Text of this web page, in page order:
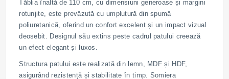
Tăblia înaltă de 110 cm, cu dimensiuni generoase și margini
rotunjite, este prevăzută cu umplutură din spumă
poliuretanică, oferind un confort excelent și un impact vizual
deosebit. Designul său extins peste cadrul patului creează
un efect elegant și luxos.
Structura patului este realizată din lemn, MDF și HDF,
asigurând rezistență și stabilitate în timp. Somiera